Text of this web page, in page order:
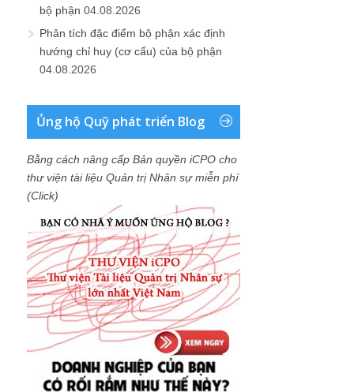
bộ phận 04.08.2026
Phân tích đặc điểm bộ phận xác định
hướng chỉ huy (cơ cấu) của bộ phận
04.08.2026
Ủng hộ Quỹ phát triển Blog
Bằng cách nâng cấp Bản quyền iCPO cho
thư viện tài liệu Quản trị Nhân sự miễn phí
(Click)